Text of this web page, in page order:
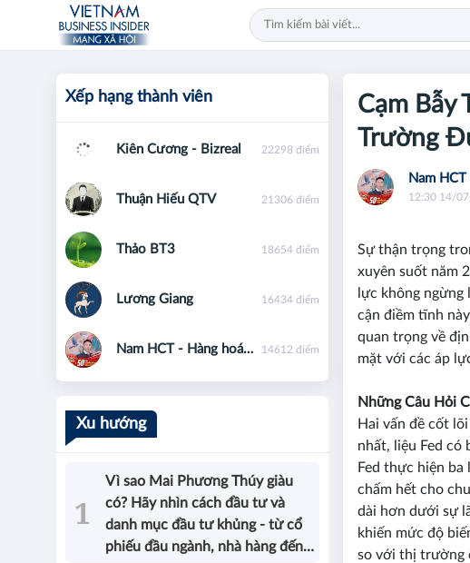
Cạm Bẫy
Trường
Nam
12:30 14/
Sự thận trọng
xuyên suốt năm
lực không
cận điềm tĩnh
quan trọng về
mặt với các áp
Những Câu Hỏi
Hai vấn đề cốt
nhất, liệu Fed có
Fed thực hiện
chấm hết cho
dài hơn dưới sự
khiến mức độ
so với thị trường
Xếp hạng thành viên
Kiên Cương - Bizreal 22298 điểm
Thuận Hiếu QTV 21306 điểm
Thảo BT3 18654 điểm
Lương Giang 16434 điểm
Nam HCT - Hàng hoá phái sinh - 0867091553 14612 điểm
Xu hướng
Vì sao Mai Phương Thúy giàu
có? Hãy nhìn cách đầu tư và
danh mục đầu tư khủng - từ cổ
phiếu đầu ngành, nhà hàng đến